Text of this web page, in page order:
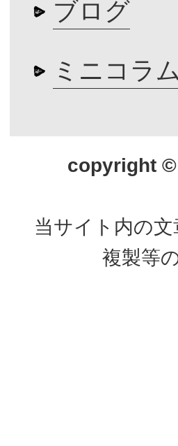
ブログ
ミニコラム
copyright ©
当サイト内の
複製等